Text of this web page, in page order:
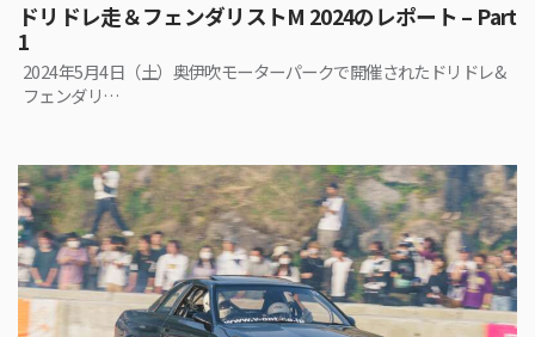
ドリドレ走＆フェンダリストM 2024のレポート – Part
1
2024年5月4日（土）奥伊吹モーターパークで開催されたドリドレ&
フェンダリ…